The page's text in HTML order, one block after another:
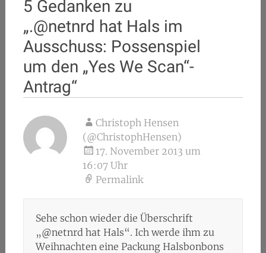
5 Gedanken zu
„.@netnrd hat Hals im
Ausschuss: Possenspiel
um den „Yes We Scan“-
Antrag“
Christoph Hensen
(@ChristophHensen)
17. November 2013 um
16:07 Uhr
Permalink
Sehe schon wieder die Überschrift
„@netnrd hat Hals“. Ich werde ihm zu
Weihnachten eine Packung Halsbonbons